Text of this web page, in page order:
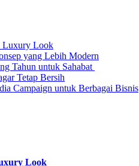
Luxury Look
yang Lebih Modern
Tahun untuk Sahabat
Tetap Bersih
Campaign untuk Berbagai Bisnis
Look